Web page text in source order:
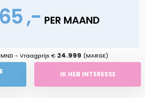
,- PER MAAND
- Vraagprijs € 24.999 (MARGE)
IK HEB INTERESSE